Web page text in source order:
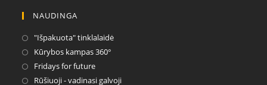
NAUDINGA
"Išpakuota" tinklalaidėOpens
new
Kūrybos kampas 360°
a
Fridays for futureOpens
in
Rūšiuoji - vadinasi galvojiOpens